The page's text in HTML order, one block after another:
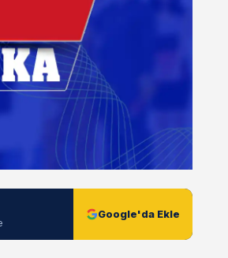
Google'da Ekle